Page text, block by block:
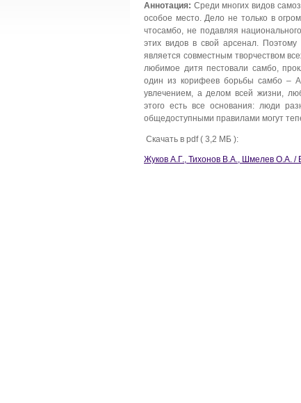
Аннотация: Среди многих видов
особое место. Дело не только в
чтосамбо, не подавляя
этих видов в свой арсенал.
является совместным творчеством
любимое дитя пестовали самбо,
один из корифеев борьбы самбо –
увлечением, а делом всей жизни,
этого есть все основания: люди
общедоступными правилами могут
Скачать в pdf ( 3,2 МБ ):
Жуков А.Г., Тихонов В.А., Шмелев О.А. /